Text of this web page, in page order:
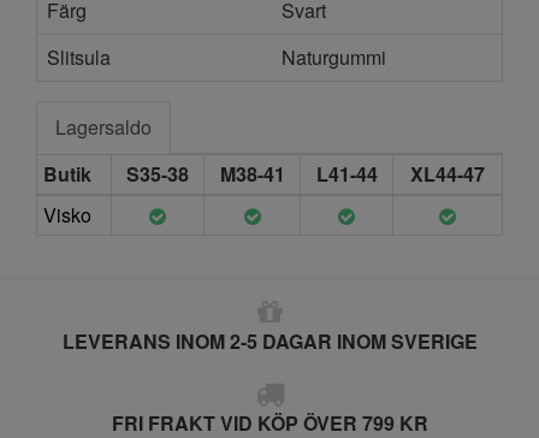
Färg
Svart
Slitsula
Naturgummi
Lagersaldo
Butik
S35-38 M38-41 L41-44
XL44-47
Visko
LEVERANS INOM 2-5 DAGAR INOM SVERIGE
FRI FRAKT VID KÖP ÖVER 799 KR